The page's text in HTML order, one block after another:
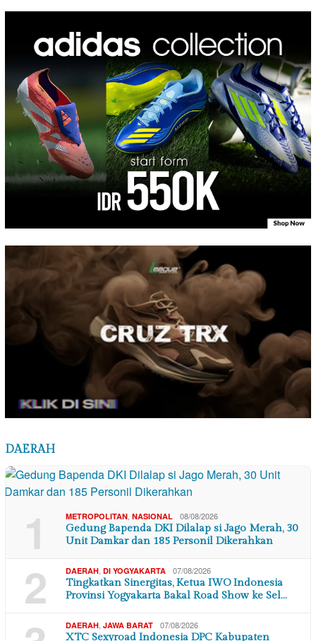
DAERAH
1 METROPOLITAN NASIONAL 08/08/2026
Gedung Bapenda DKI Dilalap si Jago Merah, 30
Unit Damkar dan 185 Personil Dikerahkan
2 DAERAH DI YOGYAKARTA 07/08/2026
Tingkatkan Sinergitas, Ketua IWO Indonesia
Provinsi Yogyakarta Bakal Road Show ke Sel…
DAERAH JAWA BARAT 07/08/2026
XTC Sexyroad Indonesia DPC Kabupaten